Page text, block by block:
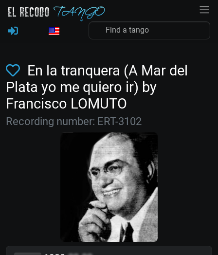
En la tranquera (A Mar del
Plata yo me quiero ir) by
Francisco LOMUTO
Recording number: ERT-3102